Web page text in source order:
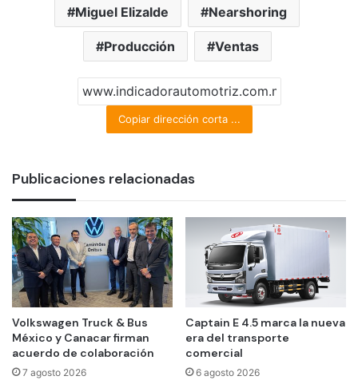
Miguel Elizalde Nearshoring
Producción Ventas
Copiar dirección corta ...
Publicaciones relacionadas
Volkswagen Truck & Bus
México y Canacar firman
acuerdo de colaboración
7 agosto 2026
Captain E 4.5 marca la nueva
era del transporte
comercial
6 agosto 2026